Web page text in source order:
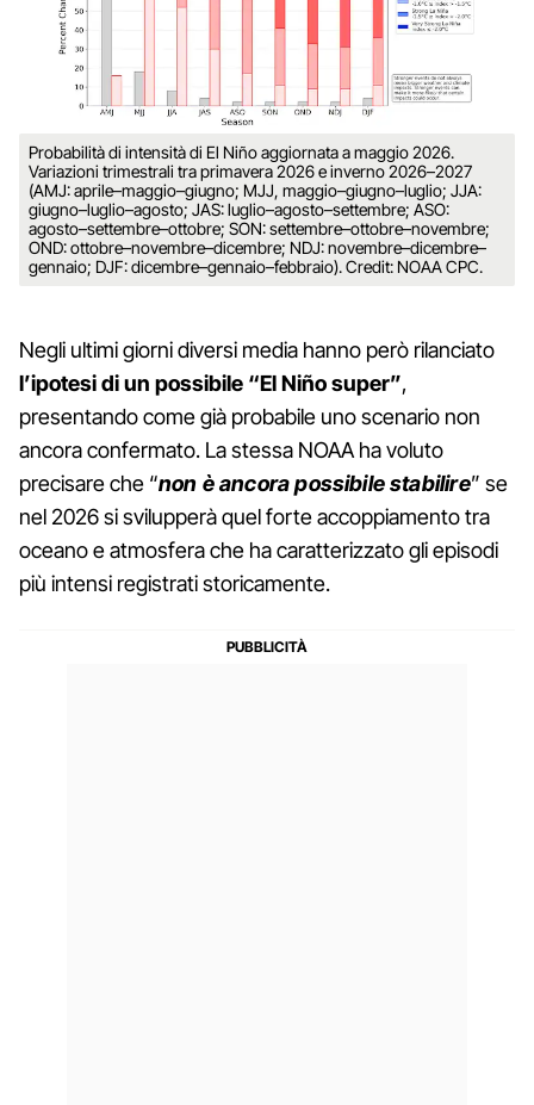
Probabilità di intensità di El Niño aggiornata a maggio 2026.
Variazioni trimestrali tra primavera 2026 e inverno 2026–2027
(AMJ: aprile–maggio–giugno; MJJ, maggio–giugno–luglio; JJA:
giugno–luglio–agosto; JAS: luglio–agosto–settembre; ASO:
agosto–settembre–ottobre; SON: settembre–ottobre–novembre;
OND: ottobre–novembre–dicembre; NDJ: novembre–dicembre–
gennaio; DJF: dicembre–gennaio–febbraio). Credit: NOAA CPC.
Negli ultimi giorni diversi media hanno però rilanciato
l’ipotesi di un possibile “El Niño super”,
presentando come già probabile uno scenario non
ancora confermato. La stessa NOAA ha voluto
precisare che “non è ancora possibile stabilire” se
nel 2026 si svilupperà quel forte accoppiamento tra
oceano e atmosfera che ha caratterizzato gli episodi
più intensi registrati storicamente.